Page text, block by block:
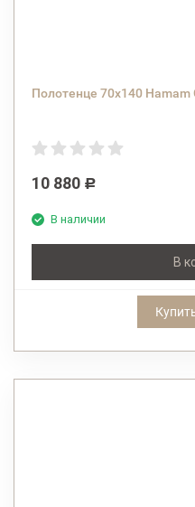
Полотенце 70х140
10 880 Р
В наличии
В